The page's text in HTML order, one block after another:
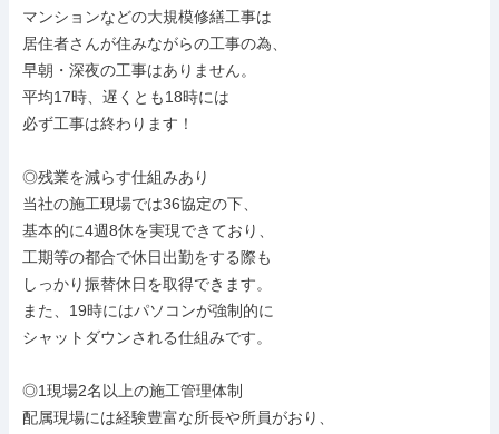
マンションなどの大規模修繕工事は
居住者さんが住みながらの工事の為、
早朝・深夜の工事はありません。
平均17時、遅くとも18時には
必ず工事は終わります！
◎残業を減らす仕組みあり
当社の施工現場では36協定の下、
基本的に4週8休を実現できており、
工期等の都合で休日出勤をする際も
しっかり振替休日を取得できます。
また、19時にはパソコンが強制的に
シャットダウンされる仕組みです。
◎1現場2名以上の施工管理体制
配属現場には経験豊富な所長や所員がおり、